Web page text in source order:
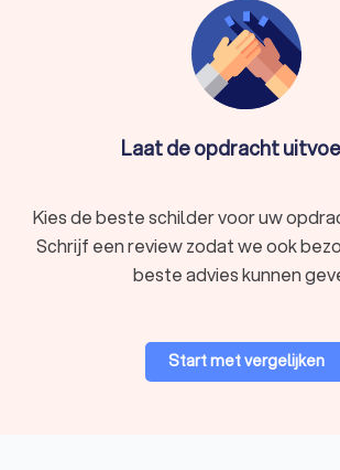
Laat de opdracht
Kies de beste schilder voor uw
Schrijf een review zodat we ook
beste advies kunnen
Start met vergelijken